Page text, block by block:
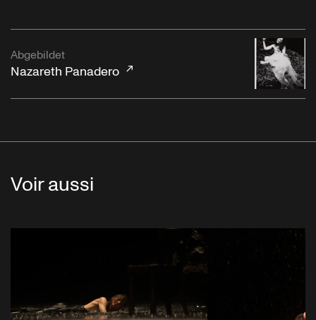
Abgebildet
Nazareth Panadero
Voir aussi